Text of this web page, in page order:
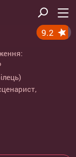
9.2